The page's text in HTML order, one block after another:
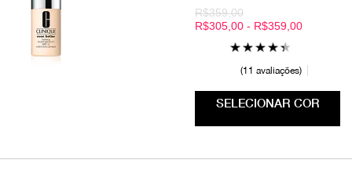
R$359,00
R$305,00 - R$359,00
11 avaliações
SELECIONAR COR